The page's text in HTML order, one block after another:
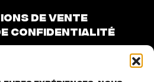
DE VENTE
CONFIDENTIALITÉ